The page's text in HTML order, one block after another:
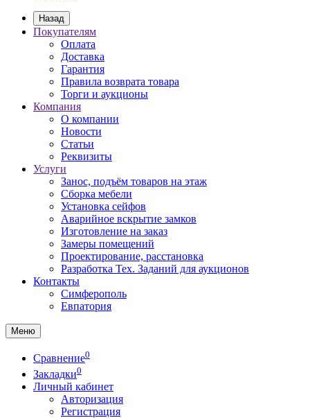
Назад
Покупателям
Оплата
Доставка
Гарантия
Правила возврата товара
Торги и аукционы
Компания
О компании
Новости
Статьи
Реквизиты
Услуги
Занос, подъём товаров на этаж
Сборка мебели
Установка сейфов
Аварийное вскрытие замков
Изготовление на заказ
Замеры помещений
Проектирование, расстановка
Разработка Тех. Заданий для аукционов
Контакты
Симферополь
Евпатория
Меню
Сравнение0
Закладки0
Личный кабинет
Авторизация
Регистрация